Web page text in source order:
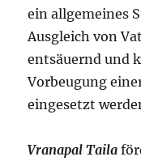
ein allgemeines
Ausgleich von
entsäuernd und
Vorbeugung
eingesetzt
Vranapal Taila